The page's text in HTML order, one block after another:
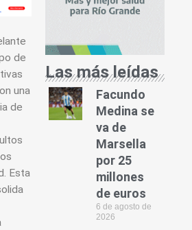
de
una
de
Esta
Las más leídas
Facundo
Medina se
va de
Marsella
por 25
millones
de euros
6 de agosto de
2026